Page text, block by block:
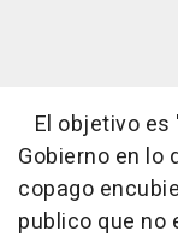
El objetivo
Gobierno en lo
copago
publico que no